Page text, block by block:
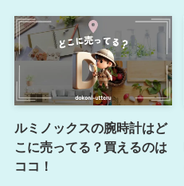
ルミノックスの腕時計はど
こに売ってる？買えるのは
ココ！